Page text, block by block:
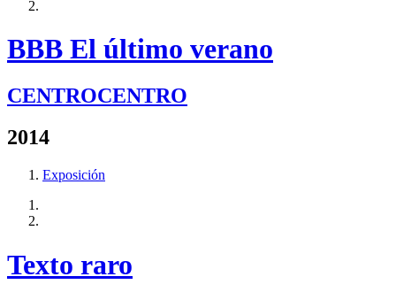
BBB El último verano
CENTROCENTRO
2014
Exposición
Texto raro